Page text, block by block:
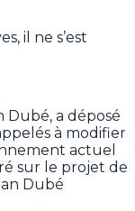
il ne s’est
Dubé, a déposé
à modifier
actuel
sur le projet de
Dubé